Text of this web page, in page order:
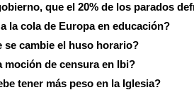
que el 20% de los parados
la cola de Europa en educación?
se cambie el huso horario?
moción de censura en Ibi?
tener más peso en la Iglesia?